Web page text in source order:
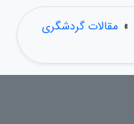
» مقالات گردشگری